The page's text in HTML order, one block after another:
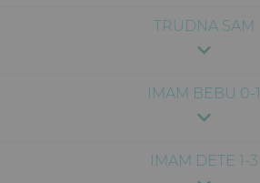
TRUDNA SAM
IMAM BEBU 0-1
IMAM DETE 1-3